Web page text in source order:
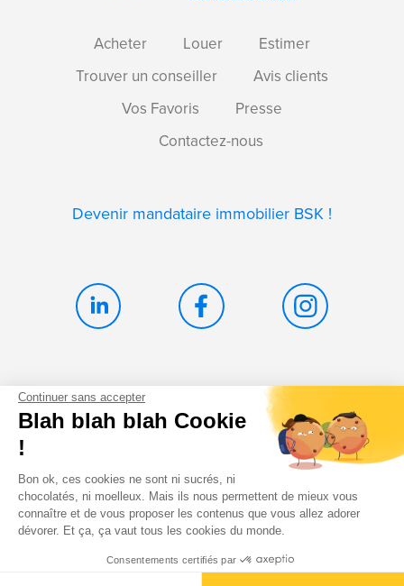
Acheter Louer
Estimer
Trouver un conseiller
Avis clients
Vos Favoris
Presse
Contactez-nous
Devenir mandataire immobilier BSK !
Politique de confidentialité
Mentions légales Cookies
Honoraires
Continuer sans accepter
Blah blah blah Cookie
!
Bon ok, ces cookies ne sont ni sucrés, ni
chocolatés, ni moelleux. Mais ils nous permettent de mieux vous
connaître et de vous proposer les contenus que vous allez adorer
dévorer. Et ça, ça vaut tous les cookies du monde.
Consentements certifiés par